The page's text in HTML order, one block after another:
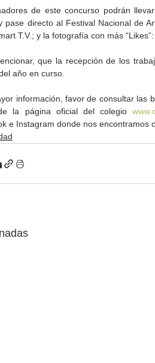
de este concurso podrán
pase directo al Festival Nacional de
T.V.; y la fotografía con más
que la recepción de los
año en curso.
información, favor de consultar las
la página oficial del colegio
e Instagram donde nos encontramos
2026
Gobierno de Baja
California reconocerá
guardianes del